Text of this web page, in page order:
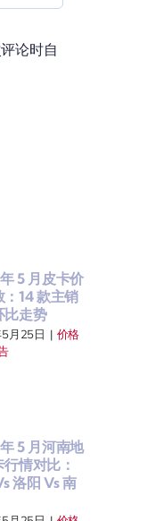
论时自
5 月皮卡价
：14 款主销
比走势
月25日 | 价格
5 月河南地
情对比：
洛阳 Vs 南